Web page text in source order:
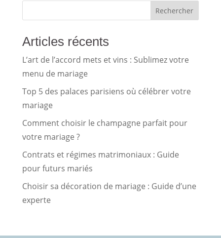
Rechercher
Articles récents
L’art de l’accord mets et vins : Sublimez votre
menu de mariage
Top 5 des palaces parisiens où célébrer votre
mariage
Comment choisir le champagne parfait pour
votre mariage ?
Contrats et régimes matrimoniaux : Guide
pour futurs mariés
Choisir sa décoration de mariage : Guide d’une
experte